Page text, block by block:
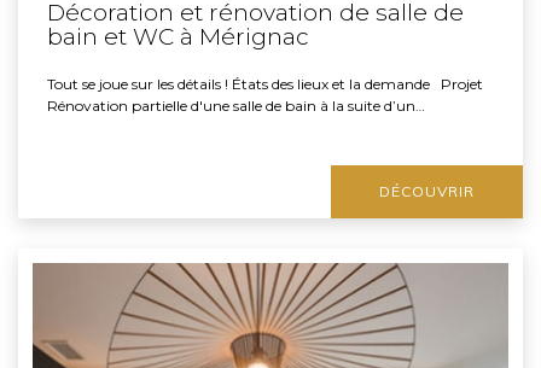
Décoration et rénovation de salle de
bain et WC à Mérignac
Tout se joue sur les détails ! États des lieux et la demande Projet
Rénovation partielle d'une salle de bain à la suite d’un…
DÉCOUVRIR